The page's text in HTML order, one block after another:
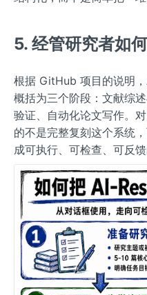
5. 经管研究者如
根据 GitHub 项目的说明
概括为三个阶段：文献综
验证、自动化论文写作。
的不是完整复刻这个系统
成可执行、可检查、可反馈